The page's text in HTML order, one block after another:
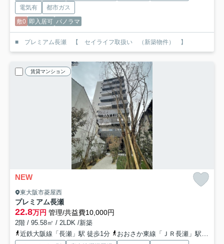
電気有
都市ガス
敷0 即入居可 パノラマ
■ プレミアム長瀬 【 セイライフ取扱い （新築物件） 】
賃貸マンション
NEW
東大阪市菱屋西
プレミアム長瀬
22.8万円 管理/共益費10,000円
2階 / 95.58㎡ / 2LDK /新築
近鉄大阪線「長瀬」駅 徒歩1分
おおさか東線「ＪＲ長瀬」駅 徒歩11分